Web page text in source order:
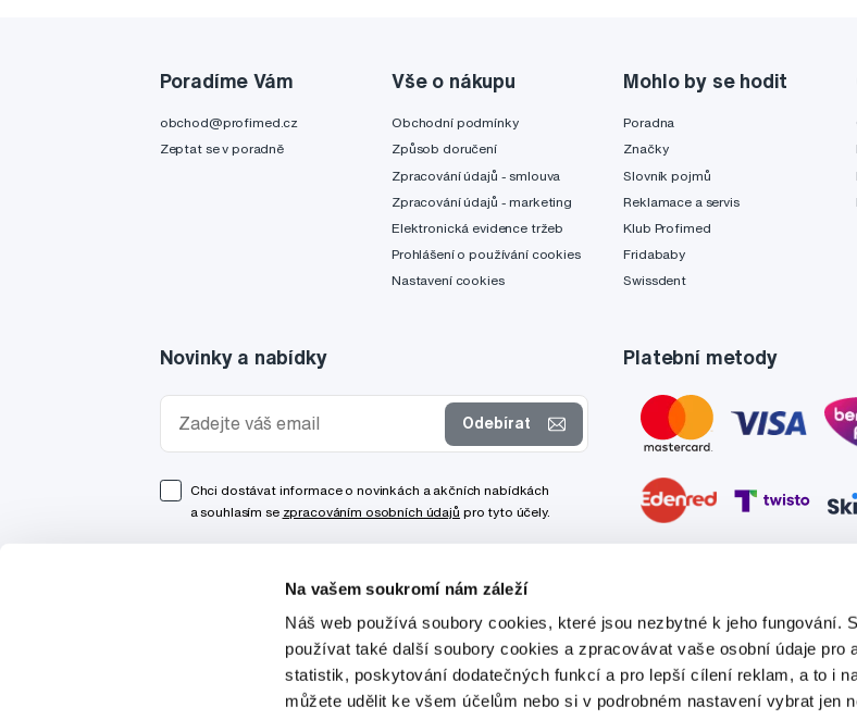
Na vašem soukromí nám záleží
Náš web používá soubory cookies, které jsou nezbytné k jeho fungování.
používat také další soubory cookies a zpracovávat vaše osobní údaje pro
statistik, poskytování dodatečných funkcí a pro lepší cílení reklam, a to i
můžete udělit ke všem účelům nebo si v podrobném nastavení vybrat jen
Poradíme Vám
obchod@profimed.cz
Zeptat se v poradně
Vše o nákupu
Obchodní podmínky
Způsob doručení
Zpracování údajů - smlouva
Zpracování údajů - marketing
Elektronická evidence tržeb
Prohlášení o používání cookies
Nastavení cookies
Mohlo by se hodit
Poradna
Značky
Slovník pojmů
Reklamace a servis
Klub Profimed
Fridababy
Swissdent
Novinky a nabídky
Odebírat
Chci dostávat informace o novinkách a akčních nabídkách
a souhlasím se zpracováním osobních údajů pro tyto účely.
Platební metody